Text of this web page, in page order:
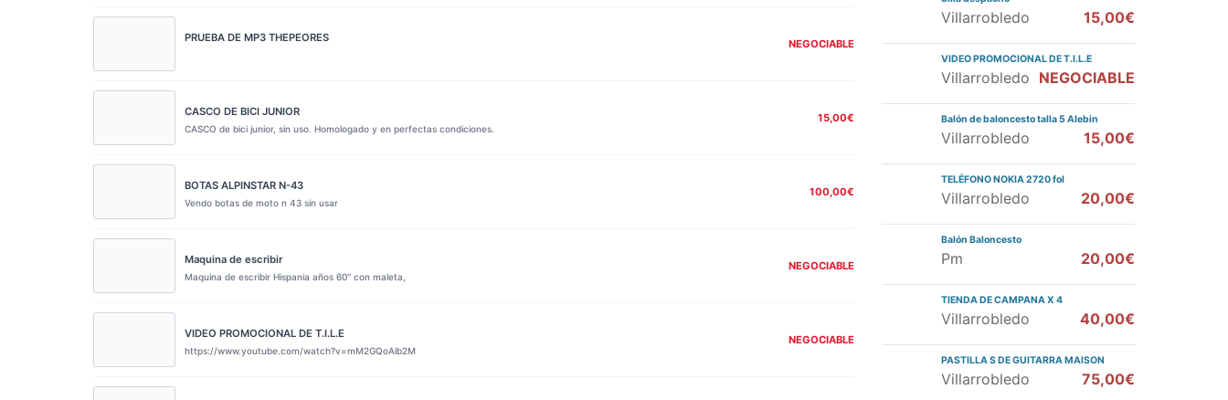
PRUEBA DE MP3 THEPEORES NEGOCIABLE
CASCO DE BICI JUNIOR
CASCO de bici junior, sin uso. Homologado y en perfectas condiciones.
15,00€
BOTAS ALPINSTAR N-43
Vendo botas de moto n 43 sin usar
100,00€
Maquina de escribir
Maquina de escribir Hispania años 60″ con maleta,
NEGOCIABLE
VIDEO PROMOCIONAL DE T.I.L.E
https://www.youtube.com/watch?v=mM2GQoAlb2M
NEGOCIABLE
Villarrobledo 15,00€
VIDEO PROMOCIONAL DE T.I.L.E
Villarrobledo NEGOCIABLE
Balón de baloncesto talla 5 Alebin
Villarrobledo 15,00€
TELÉFONO NOKIA 2720 fol
Villarrobledo 20,00€
Balón Baloncesto
Pm 20,00€
TIENDA DE CAMPANA X 4
Villarrobledo 40,00€
PASTILLA S DE GUITARRA MAISON
Villarrobledo 75,00€